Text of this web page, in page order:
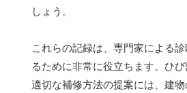
しょう。
これらの記録は、専門家による
るために非常に役立ちます。ひ
適切な補修方法の提案には、建